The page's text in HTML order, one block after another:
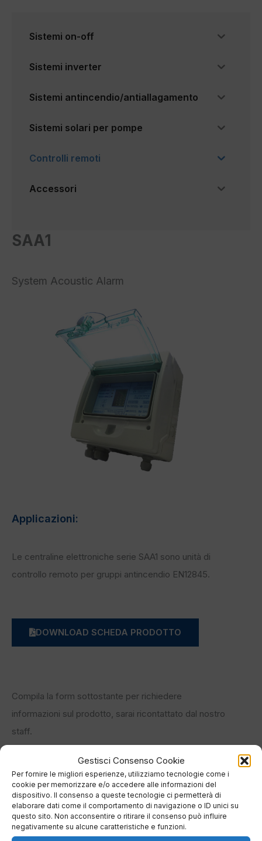
Gestisci Consenso Cookie
Per fornire le migliori esperienze, utilizziamo tecnologie come i
cookie per memorizzare e/o accedere alle informazioni del
dispositivo. Il consenso a queste tecnologie ci permetterà di
elaborare dati come il comportamento di navigazione o ID unici su
questo sito. Non acconsentire o ritirare il consenso può influire
negativamente su alcune caratteristiche e funzioni.
Sistemi on-off
Sistemi inverter
Sistemi antincendio/antiallagamento
Sistemi solari per pompe
Controlli remoti
Accessori
SAA1
System Acoustic Alarm
Applicazioni:
Le centraline elettroniche serie SAA1 sono unità di
controllo remoto per gruppi antincendio EN12845.
DOWNLOAD SCHEDA PRODOTTO
Compila la form sottostante per richiedere
informazioni sul prodotto, sarai ricontattato dal nostro
staff.